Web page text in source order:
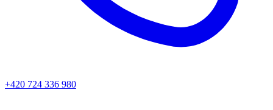
+420 724 336 980